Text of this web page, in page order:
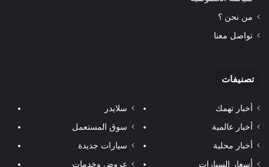
من نحن ؟
تواصل معنا
تصنيفات
أخبار تهمك
أخبار عالمية
أخبار محلية
أسعار السيارات
سلايدر
سوق المستعمل
سيارات جديدة
عروض وخدمات